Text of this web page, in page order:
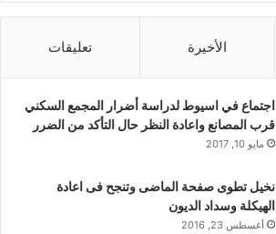
الأخيرة تعليقات
اجتماع في اسيوط لدراسة أضرار المجمع السكني
قرب المصانع واعادة النظر حال التأكد من الضرر
مايو 10, 2017
نخيل تطوى صفحة الماضى وتنجح فى اعادة
الهيكلة وسداد الديون
أغسطس 23, 2016